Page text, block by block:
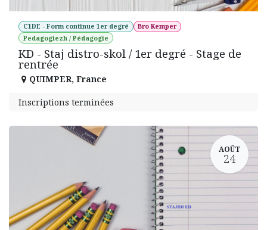
C1DE - Form continue 1er degré
Bro Kemper
Pedagogiezh / Pédagogie
KD - Staj distro-skol / 1er degré - Stage de
rentrée
QUIMPER, France
Inscriptions terminées
AOÛT
24